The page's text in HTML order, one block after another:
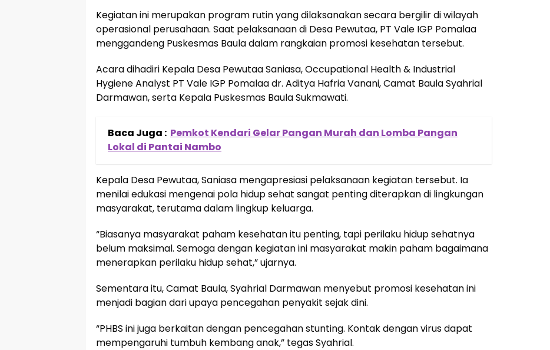
Kegiatan ini merupakan program rutin yang dilaksanakan secara bergilir di wilayah
operasional perusahaan. Saat pelaksanaan di Desa Pewutaa, PT Vale IGP Pomalaa
menggandeng Puskesmas Baula dalam rangkaian promosi kesehatan tersebut.
Acara dihadiri Kepala Desa Pewutaa Saniasa, Occupational Health & Industrial
Hygiene Analyst PT Vale IGP Pomalaa dr. Aditya Hafria Vanani, Camat Baula Syahrial
Darmawan, serta Kepala Puskesmas Baula Sukmawati.
Baca Juga : Pemkot Kendari Gelar Pangan Murah dan Lomba Pangan
Lokal di Pantai Nambo
Kepala Desa Pewutaa, Saniasa mengapresiasi pelaksanaan kegiatan tersebut. Ia
menilai edukasi mengenai pola hidup sehat sangat penting diterapkan di lingkungan
masyarakat, terutama dalam lingkup keluarga.
“Biasanya masyarakat paham kesehatan itu penting, tapi perilaku hidup sehatnya
belum maksimal. Semoga dengan kegiatan ini masyarakat makin paham bagaimana
menerapkan perilaku hidup sehat,” ujarnya.
Sementara itu, Camat Baula, Syahrial Darmawan menyebut promosi kesehatan ini
menjadi bagian dari upaya pencegahan penyakit sejak dini.
“PHBS ini juga berkaitan dengan pencegahan stunting. Kontak dengan virus dapat
mempengaruhi tumbuh kembang anak,” tegas Syahrial.